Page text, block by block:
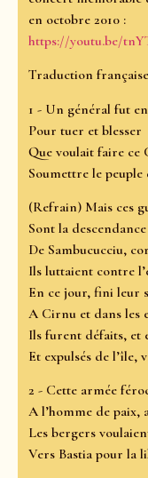
en octobre 2010 :
https://youtu.be/
Traduction
1 - Un général fut
Pour tuer et blesser
Que voulait faire ce
Soumettre le peuple
(Refrain) Mais ces
Sont la
De Sambucucciu,
Ils luttaient contre
En ce jour, fini leur
A Cirnu et dans les
Ils furent défaits, et
Et expulsés de l’île,
2 - Cette armée
A l’homme de paix,
Les bergers
Vers Bastia pour la